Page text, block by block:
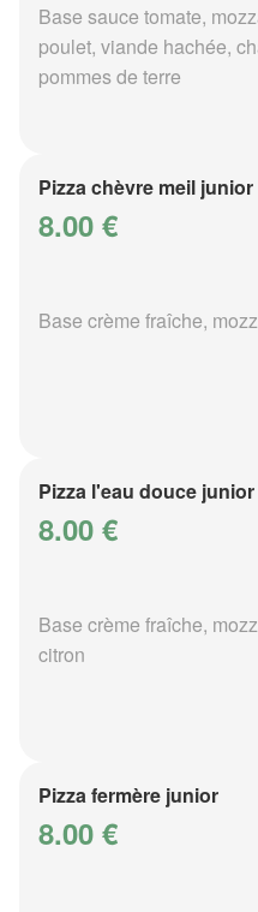
Base sauce tomate,
poulet, viande hachée,
pommes de terre
Pizza chèvre meil junior
8.00 €
Base crème fraîche,
Pizza l'eau douce junior
8.00 €
Base crème fraîche,
citron
Pizza fermère junior
8.00 €